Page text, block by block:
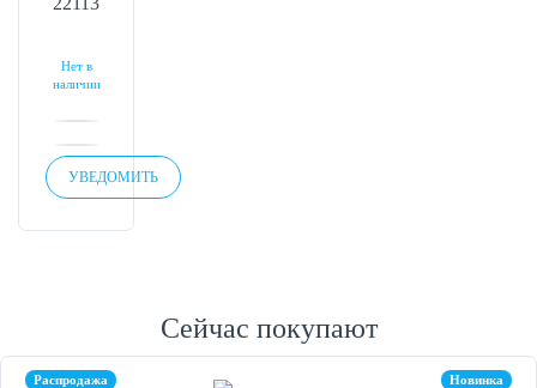
Нет в
наличии
УВЕДОМИТЬ
Сейчас покупают
Распродажа Новинка